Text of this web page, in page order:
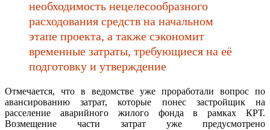
необходимость нецелесообразного
расходования средств на начальном
этапе проекта, а также сэкономит
временные затраты, требующиеся на её
подготовку и утверждение
Отмечается, что в ведомстве уже проработали вопрос по
авансированию затрат, которые понес застройщик на
расселение аварийного жилого фонда в рамках КРТ.
Возмещение части затрат уже предусмотрено